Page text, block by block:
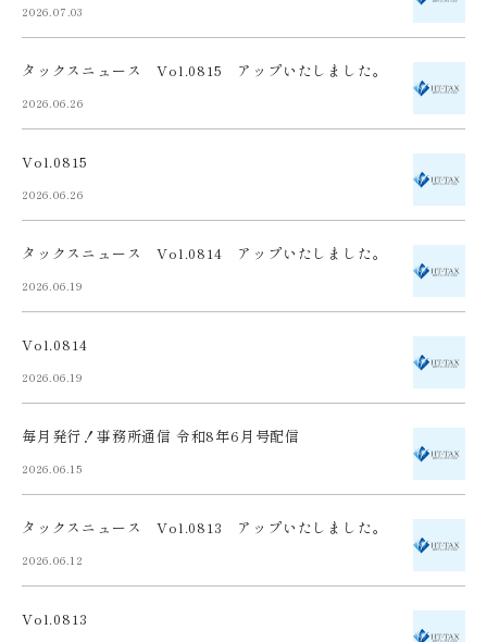
2026.07.03
タックスニュース Vol.0815 アップいたしました。
2026.06.26
Vol.0815
2026.06.26
タックスニュース Vol.0814 アップいたしました。
2026.06.19
Vol.0814
2026.06.19
毎月発行！事務所通信 令和8年6月号配信
2026.06.15
タックスニュース Vol.0813 アップいたしました。
2026.06.12
Vol.0813